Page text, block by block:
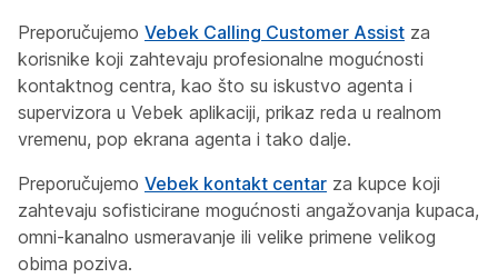
Preporučujemo Vebek Calling Customer Assist za
korisnike koji zahtevaju profesionalne mogućnosti
kontaktnog centra, kao što su iskustvo agenta i
supervizora u Vebek aplikaciji, prikaz reda u realnom
vremenu, pop ekrana agenta i tako dalje.
Preporučujemo Vebek kontakt centar za kupce koji
zahtevaju sofisticirane mogućnosti angažovanja kupaca,
omni-kanalno usmeravanje ili velike primene velikog
obima poziva.